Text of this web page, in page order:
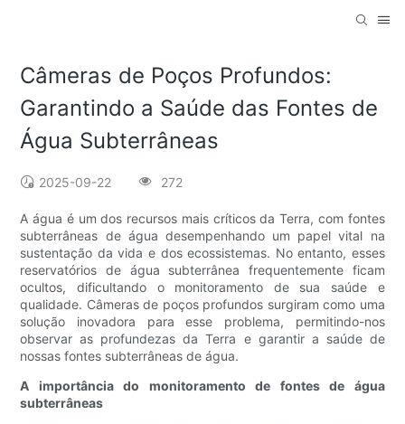
Câmeras de Poços Profundos:
Garantindo a Saúde das Fontes de
Água Subterrâneas
2025-09-22 272
A água é um dos recursos mais críticos da Terra, com fontes
subterrâneas de água desempenhando um papel vital na
sustentação da vida e dos ecossistemas. No entanto, esses
reservatórios de água subterrânea frequentemente ficam
ocultos, dificultando o monitoramento de sua saúde e
qualidade. Câmeras de poços profundos surgiram como uma
solução inovadora para esse problema, permitindo-nos
observar as profundezas da Terra e garantir a saúde de
nossas fontes subterrâneas de água.
A importância do monitoramento de fontes de água
subterrâneas